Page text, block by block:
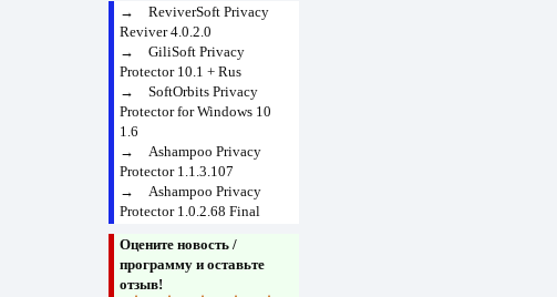
→ ReviverSoft Privacy
Reviver 4.0.2.0
→ GiliSoft Privacy
Protector 10.1 + Rus
→ SoftOrbits Privacy
Protector for Windows 10
1.6
→ Ashampoo Privacy
Protector 1.1.3.107
→ Ashampoo Privacy
Protector 1.0.2.68 Final
Оцените новость /
программу и оставьте
отзыв!